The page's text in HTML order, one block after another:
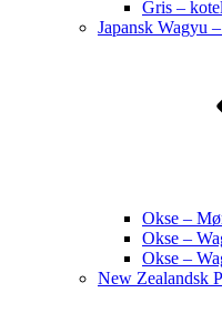
Gris –
Japansk Wagyu
Okse –
Okse –
Okse –
New Zealandsk